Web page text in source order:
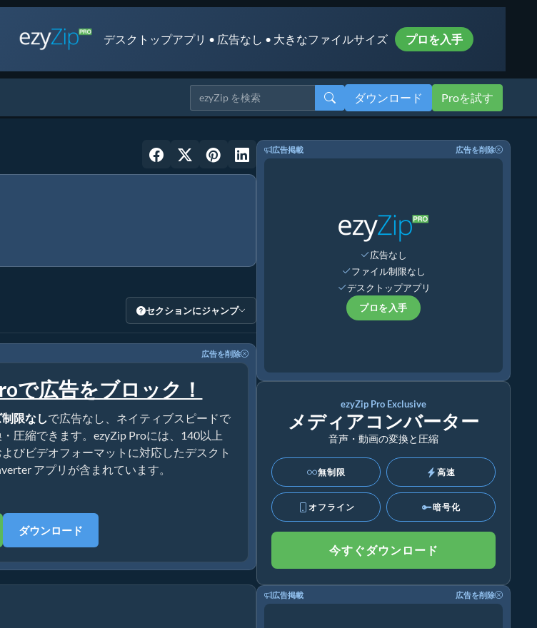
デスクトップアプリ • 広告なし • 大きなファイルサイズ プロを入手
ダウンロード Proを試す
セクションにジャンプ
広告を削除
で広告をブロック！
限なしで広告なし、ネイティブスピードで
圧縮できます。ezyZip Proには、140以上
びビデオフォーマットに対応したデスクト
アプリが含まれています。
ダウンロード
広告掲載 広告を削除
広告なし
ファイル制限なし
デスクトップアプリ
プロを入手
ezyZip Pro Exclusive
メディアコンバーター
音声・動画の変換と圧縮
無制限 高速
オフライン 暗号化
今すぐダウンロード
広告掲載 広告を削除